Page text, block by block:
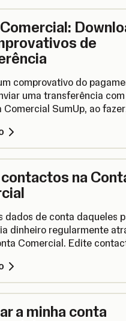
de
comprovativo do
uma transferência com
Comercial SumUp, ao fazer
na
dados de conta daqueles
dinheiro regularmente
Comercial. Edite
de contactos atualizada.
a minha conta